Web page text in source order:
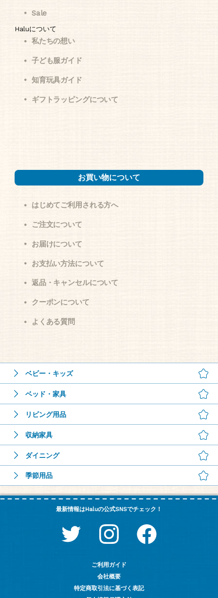
Sale
Haluについて
私たちの想い
子ども服ガイド
知育玩具ガイド
ギフトラッピングについて
お買い物について
はじめてご利用される方へ
ご注文について
お届けについて
お支払い方法について
返品・キャンセルについて
クーポンについて
よくある質問
ベビー・キッズ
ベッド・家具
リビング用品
収納家具
ダイニング
季節用品
ご利用ガイド
会社概要
特定商取引法に基づく表記
最新情報はHaluの公式SNSでチェック！